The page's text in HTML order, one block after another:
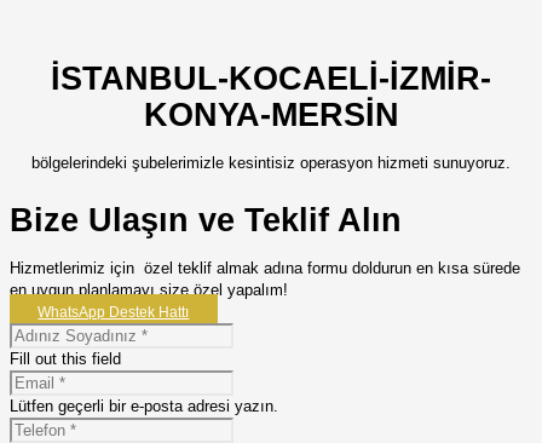
İSTANBUL-KOCAELİ-İZMİR-
KONYA-MERSİN
bölgelerindeki şubelerimizle kesintisiz operasyon hizmeti sunuyoruz.
Bize Ulaşın ve Teklif Alın
Hizmetlerimiz için özel teklif almak adına formu doldurun en kısa sürede
en uygun planlamayı size özel yapalım!
WhatsApp Destek Hattı
Fill out this field
Lütfen geçerli bir e-posta adresi yazın.